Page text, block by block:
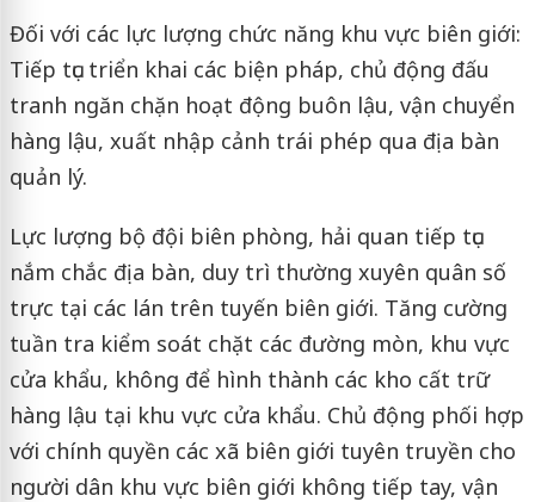
Đối với các lực lượng chức năng khu vực biên giới:
Tiếp tục triển khai các biện pháp, chủ động đấu
tranh ngăn chặn hoạt động buôn lậu, vận chuyển
hàng lậu, xuất nhập cảnh trái phép qua địa bàn
quản lý.
Lực lượng bộ đội biên phòng, hải quan tiếp tục
nắm chắc địa bàn, duy trì thường xuyên quân số
trực tại các lán trên tuyến biên giới. Tăng cường
tuần tra kiểm soát chặt các đường mòn, khu vực
cửa khẩu, không để hình thành các kho cất trữ
hàng lậu tại khu vực cửa khẩu. Chủ động phối hợp
với chính quyền các xã biên giới tuyên truyền cho
người dân khu vực biên giới không tiếp tay, vận